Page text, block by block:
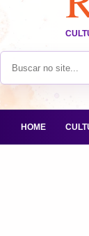
Buscar no site
HOME